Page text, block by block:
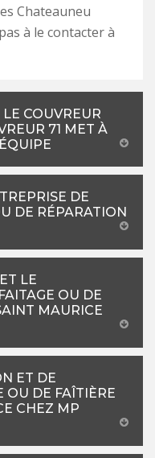
Chateauneu
à le contacter à
COUVREUR
71 MET À
DE
DE RÉPARATION
LE
OU DE
MAURICE
ET DE
OU DE FAÎTIÈRE
CHEZ MP